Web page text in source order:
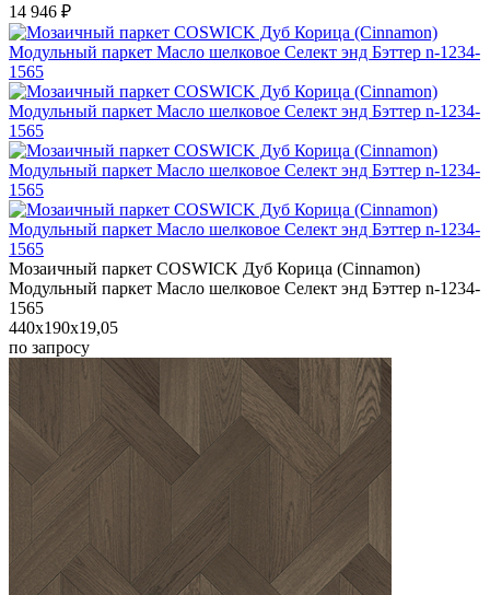
14 946 ₽
Мозаичный паркет COSWICK Дуб Корица (Cinnamon)
Модульный паркет Масло шелковое Селект энд Бэттер n-1234-
1565
440x190x19,05
по запросу